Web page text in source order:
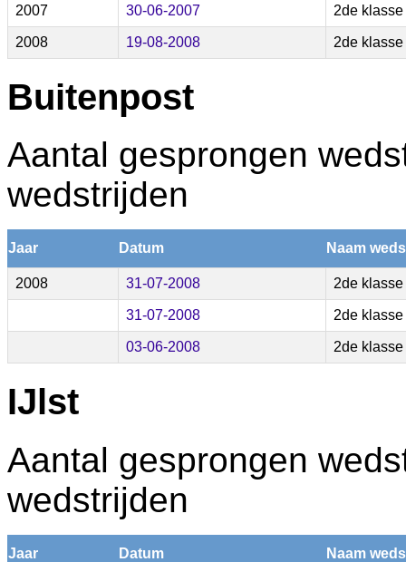
2007 30-06-2007 2de klasse
2008 19-08-2008 2de klasse
Buitenpost
Aantal gesprongen
wedstrijden
Jaar Datum Naam
2008 31-07-2008 2de klasse
31-07-2008 2de klasse
03-06-2008 2de klasse
IJlst
Aantal gesprongen
wedstrijden
Jaar Datum Naam